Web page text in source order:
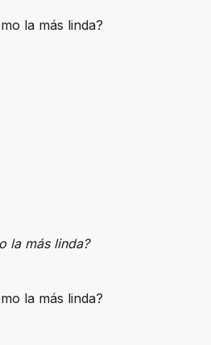
la más linda?